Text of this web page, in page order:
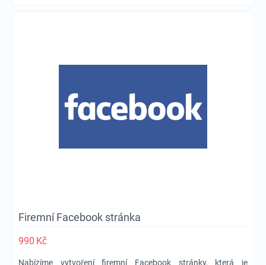
Firemní Facebook stránka
990 Kč
Nabízíme vytvoření firemní Facebook stránky, která je